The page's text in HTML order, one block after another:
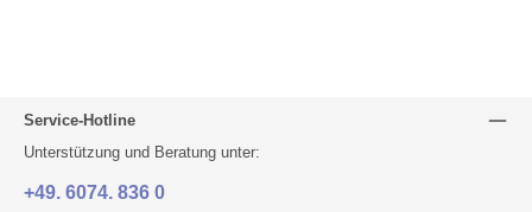
Service-Hotline
Unterstützung und Beratung unter:
+49. 6074. 836 0